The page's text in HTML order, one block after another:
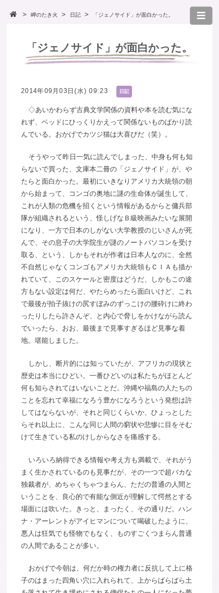
岬のたき火 日記 「ジェノサイド」が面白かった。
「ジェノサイド」が面白かった。
2014年09月03日(水) 09:23 日記
◇あいかわらず古典文学関係の資料や本を読む気にな
れず、ベッドにひっくりかえって関係ないものばかり読
んでいる。おかげでカツジ猫は大喜びだ（笑）。
そうやって昨日一気に読んでしまった、中身も何も知
らないで買った、文庫本二冊の「ジェノサイド」が、や
たらと面白かった。最初にいきなりアメリカ大統領の朝
から始まって、コンゴの奥地に謎の生命体が誕生して、
これが人類の危機を招くという情報があるからと傭兵部
隊が組織されるという、怪しげなＢ級映画みたいな展開
になり、一方で日本のしがない大学教授のじいさんが死
んで、その息子の大学院生が謎のノートパソコンを受け
取る、という、しかもそれが作者は日本人なのに、全然
不自然じゃなくコンゴもアメリカ大統領もＣＩＡも描か
れていて、このスケールと密度はどうだ、しかもこの途
方もない設定は何だ、やたらめったら面白いけど、これ
で最後が拍子抜けの尻すぼみのずっこけの腰砕けに終わ
ったりしたら許さんぞ、と内心で脅しをかけながら読ん
でいったら、おお、最後まで見事すぎるほど見事な着
地。堪能しました。
しかし、断片的には知っていたが、アフリカの現状と
歴史は本当にひどい。一番ひどいのは私たちがほとんど
何も知らされてはいないことだ。沖縄や福島の人たちの
ことを忘れて幸福になろう豊かになろうという発想は許
してはならないが、それと同じくらいか、ひょっとした
らそれ以上に、こんな同じ人間の窮状や悲惨に目をそむ
けて生きている私のけしからなさを痛感する。
いろいろ納得できる情報や考え方も満載で、それがう
まく生かされているのも見事だが、その一つで超バカな
独裁者が、めちゃくちゃつまらん、ただの普通の人間と
いうことを、良心的で有能な側近が理解して愕然とする
場面には吹いた。きっと、まったく、その通りだ。ハン
ナ・アーレントがアイヒマンについて喝破したように、
悪人は狂気でも怪物でもなく、ものすごくつまらん普通
の人間であることが多い。
おかげで今朝は、何だか時の権力者に反抗して上に格
子のはまった四角い穴に入れられて、上からばらばら土